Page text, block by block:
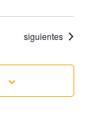
Eventos
siguientes